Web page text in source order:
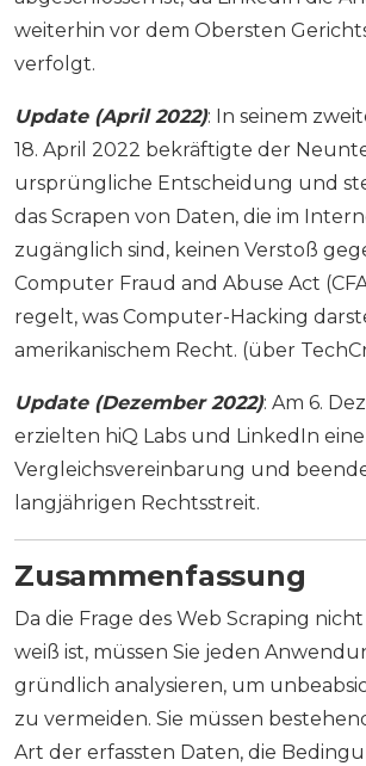
weiterhin vor dem Obersten
verfolgt.
Update (April 2022): In seinem
18. April 2022 bekräftigte der
ursprüngliche Entscheidung und
das Scrapen von Daten, die im
zugänglich sind, keinen Verstoß
Computer Fraud and Abuse Act
regelt, was Computer-Hacking
amerikanischem Recht. (über
Update (Dezember 2022): Am 6.
erzielten hiQ Labs und LinkedIn
Vergleichsvereinbarung und
langjährigen Rechtsstreit.
Zusammenfassung
Da die Frage des Web Scraping
weiß ist, müssen Sie jeden
gründlich analysieren, um
zu vermeiden. Sie müssen
Art der erfassten Daten, die